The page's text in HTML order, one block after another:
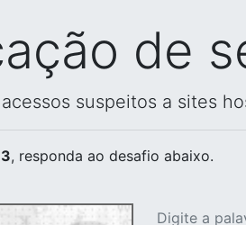
de
suspeitos a sites
, responda ao desafio abaixo.
Digite a